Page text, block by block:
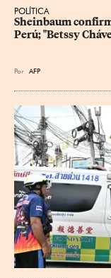
POLÍTICA
Sheinbaum
Perú; "Betssy
Por AFP